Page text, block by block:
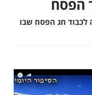
חג הפסח שבו